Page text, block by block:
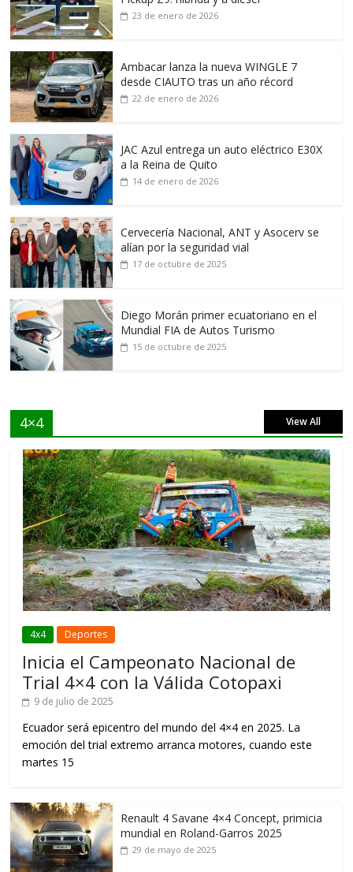
23 de enero de 2026
Ambacar lanza la nueva WINGLE 7
desde CIAUTO tras un año récord
22 de enero de 2026
JAC Azul entrega un auto eléctrico E30X
a la Reina de Quito
14 de enero de 2026
Cervecería Nacional, ANT y Asocerv se
alían por la seguridad vial
17 de octubre de 2025
Diego Morán primer ecuatoriano en el
Mundial FIA de Autos Turismo
15 de octubre de 2025
4×4 View All
4x4 Deportes
Inicia el Campeonato Nacional de
Trial 4×4 con la Válida Cotopaxi
9 de julio de 2025
Ecuador será epicentro del mundo del 4×4 en 2025. La
emoción del trial extremo arranca motores, cuando este
martes 15
Renault 4 Savane 4×4 Concept, primicia
mundial en Roland-Garros 2025
29 de mayo de 2025